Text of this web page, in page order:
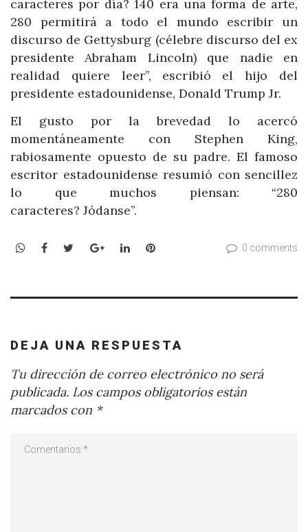
caracteres por día? 140 era una forma de arte,
280 permitirá a todo el mundo escribir un
discurso de Gettysburg (célebre discurso del ex
presidente Abraham Lincoln) que nadie en
realidad quiere leer”, escribió el hijo del
presidente estadounidense, Donald Trump Jr.
El gusto por la brevedad lo acercó
momentáneamente con Stephen King,
rabiosamente opuesto de su padre. El famoso
escritor estadounidense resumió con sencillez
lo que muchos piensan: “280
caracteres? Jódanse”.
WhatsApp
Facebook
TwitterGoogle+LinkedInPinterest 0 comments
DEJA UNA RESPUESTA
Tu dirección de correo electrónico no será
publicada. Los campos obligatorios están
marcados con *